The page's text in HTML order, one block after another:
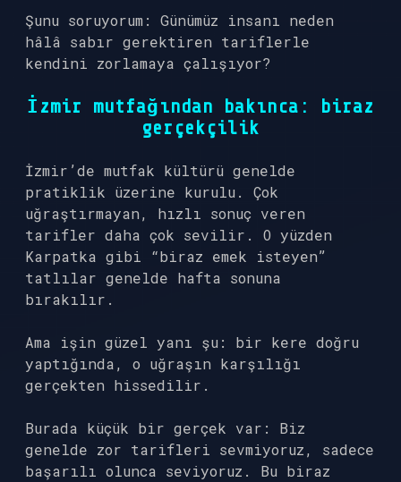
Şunu soruyorum: Günümüz insanı neden
hâlâ sabır gerektiren tariflerle
kendini zorlamaya çalışıyor?
İzmir mutfağından bakınca: biraz
gerçekçilik
İzmir’de mutfak kültürü genelde
pratiklik üzerine kurulu. Çok
uğraştırmayan, hızlı sonuç veren
tarifler daha çok sevilir. O yüzden
Karpatka gibi “biraz emek isteyen”
tatlılar genelde hafta sonuna
bırakılır.
Ama işin güzel yanı şu: bir kere doğru
yaptığında, o uğraşın karşılığı
gerçekten hissedilir.
Burada küçük bir gerçek var: Biz
genelde zor tarifleri sevmiyoruz, sadece
başarılı olunca seviyoruz. Bu biraz